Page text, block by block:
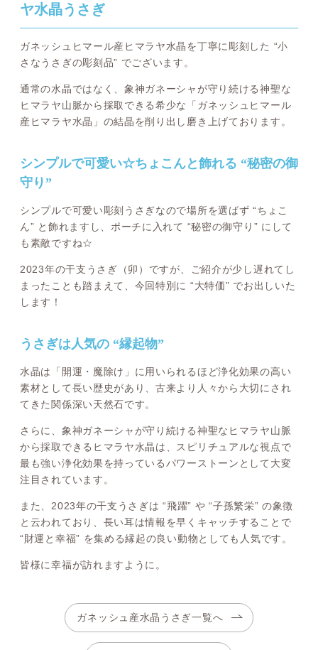
ヤ水晶うさぎ
ガネッシュヒマール産ヒマラヤ水晶を丁寧に彫刻した “小
さなうさぎの彫刻品” でございます。
通常の水晶ではなく、象神ガネーシャが守り続ける神聖な
ヒマラヤ山脈から採取できる希少な「ガネッシュヒマール
産ヒマラヤ水晶」の結晶を削り出し磨き上げております。
シンプルで可愛い☆ちょこんと飾れる “秘密の御
守り”
シンプルで可愛い彫刻うさぎなので場所を選ばず “ちょこ
ん” と飾れますし、ポーチに入れて “秘密の御守り” にして
も素敵ですね☆
2023年の干支うさぎ（卯）ですが、ご紹介が少し遅れてし
まったことも踏まえて、今回特別に “大特価” でお出しいた
します！
うさぎは人気の “縁起物”
水晶は「開運・魔除け」に用いられるほど浄化効果の高い
素材として長い歴史があり、古来より人々から大切にされ
てきた関係深い天然石です。
さらに、象神ガネーシャが守り続ける神聖なヒマラヤ山脈
から採取できるヒマラヤ水晶は、スピリチュアルな視点で
最も強い浄化効果を持っているパワーストーンとして大変
注目されています。
また、2023年の干支うさぎは “飛躍” や “子孫繁栄” の象徴
と云われており、長い耳は情報を早くキャッチすることで
“財運と幸福” を集める縁起の良い動物としても人気です。
皆様に幸福が訪れますように。
ガネッシュ産水晶うさぎ一覧へ